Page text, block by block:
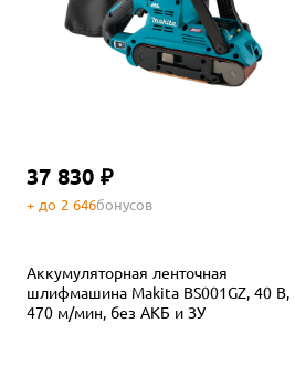
37 830 ₽
+ до 2 646бонусов
Аккумуляторная ленточная
шлифмашина Makita BS001GZ, 40 В,
470 м/мин, без АКБ и ЗУ